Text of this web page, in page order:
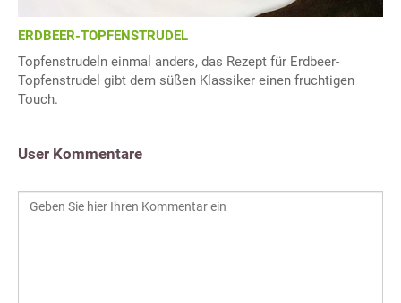
ERDBEER-TOPFENSTRUDEL
Topfenstrudeln einmal anders, das Rezept für Erdbeer-
Topfenstrudel gibt dem süßen Klassiker einen fruchtigen
Touch.
User Kommentare